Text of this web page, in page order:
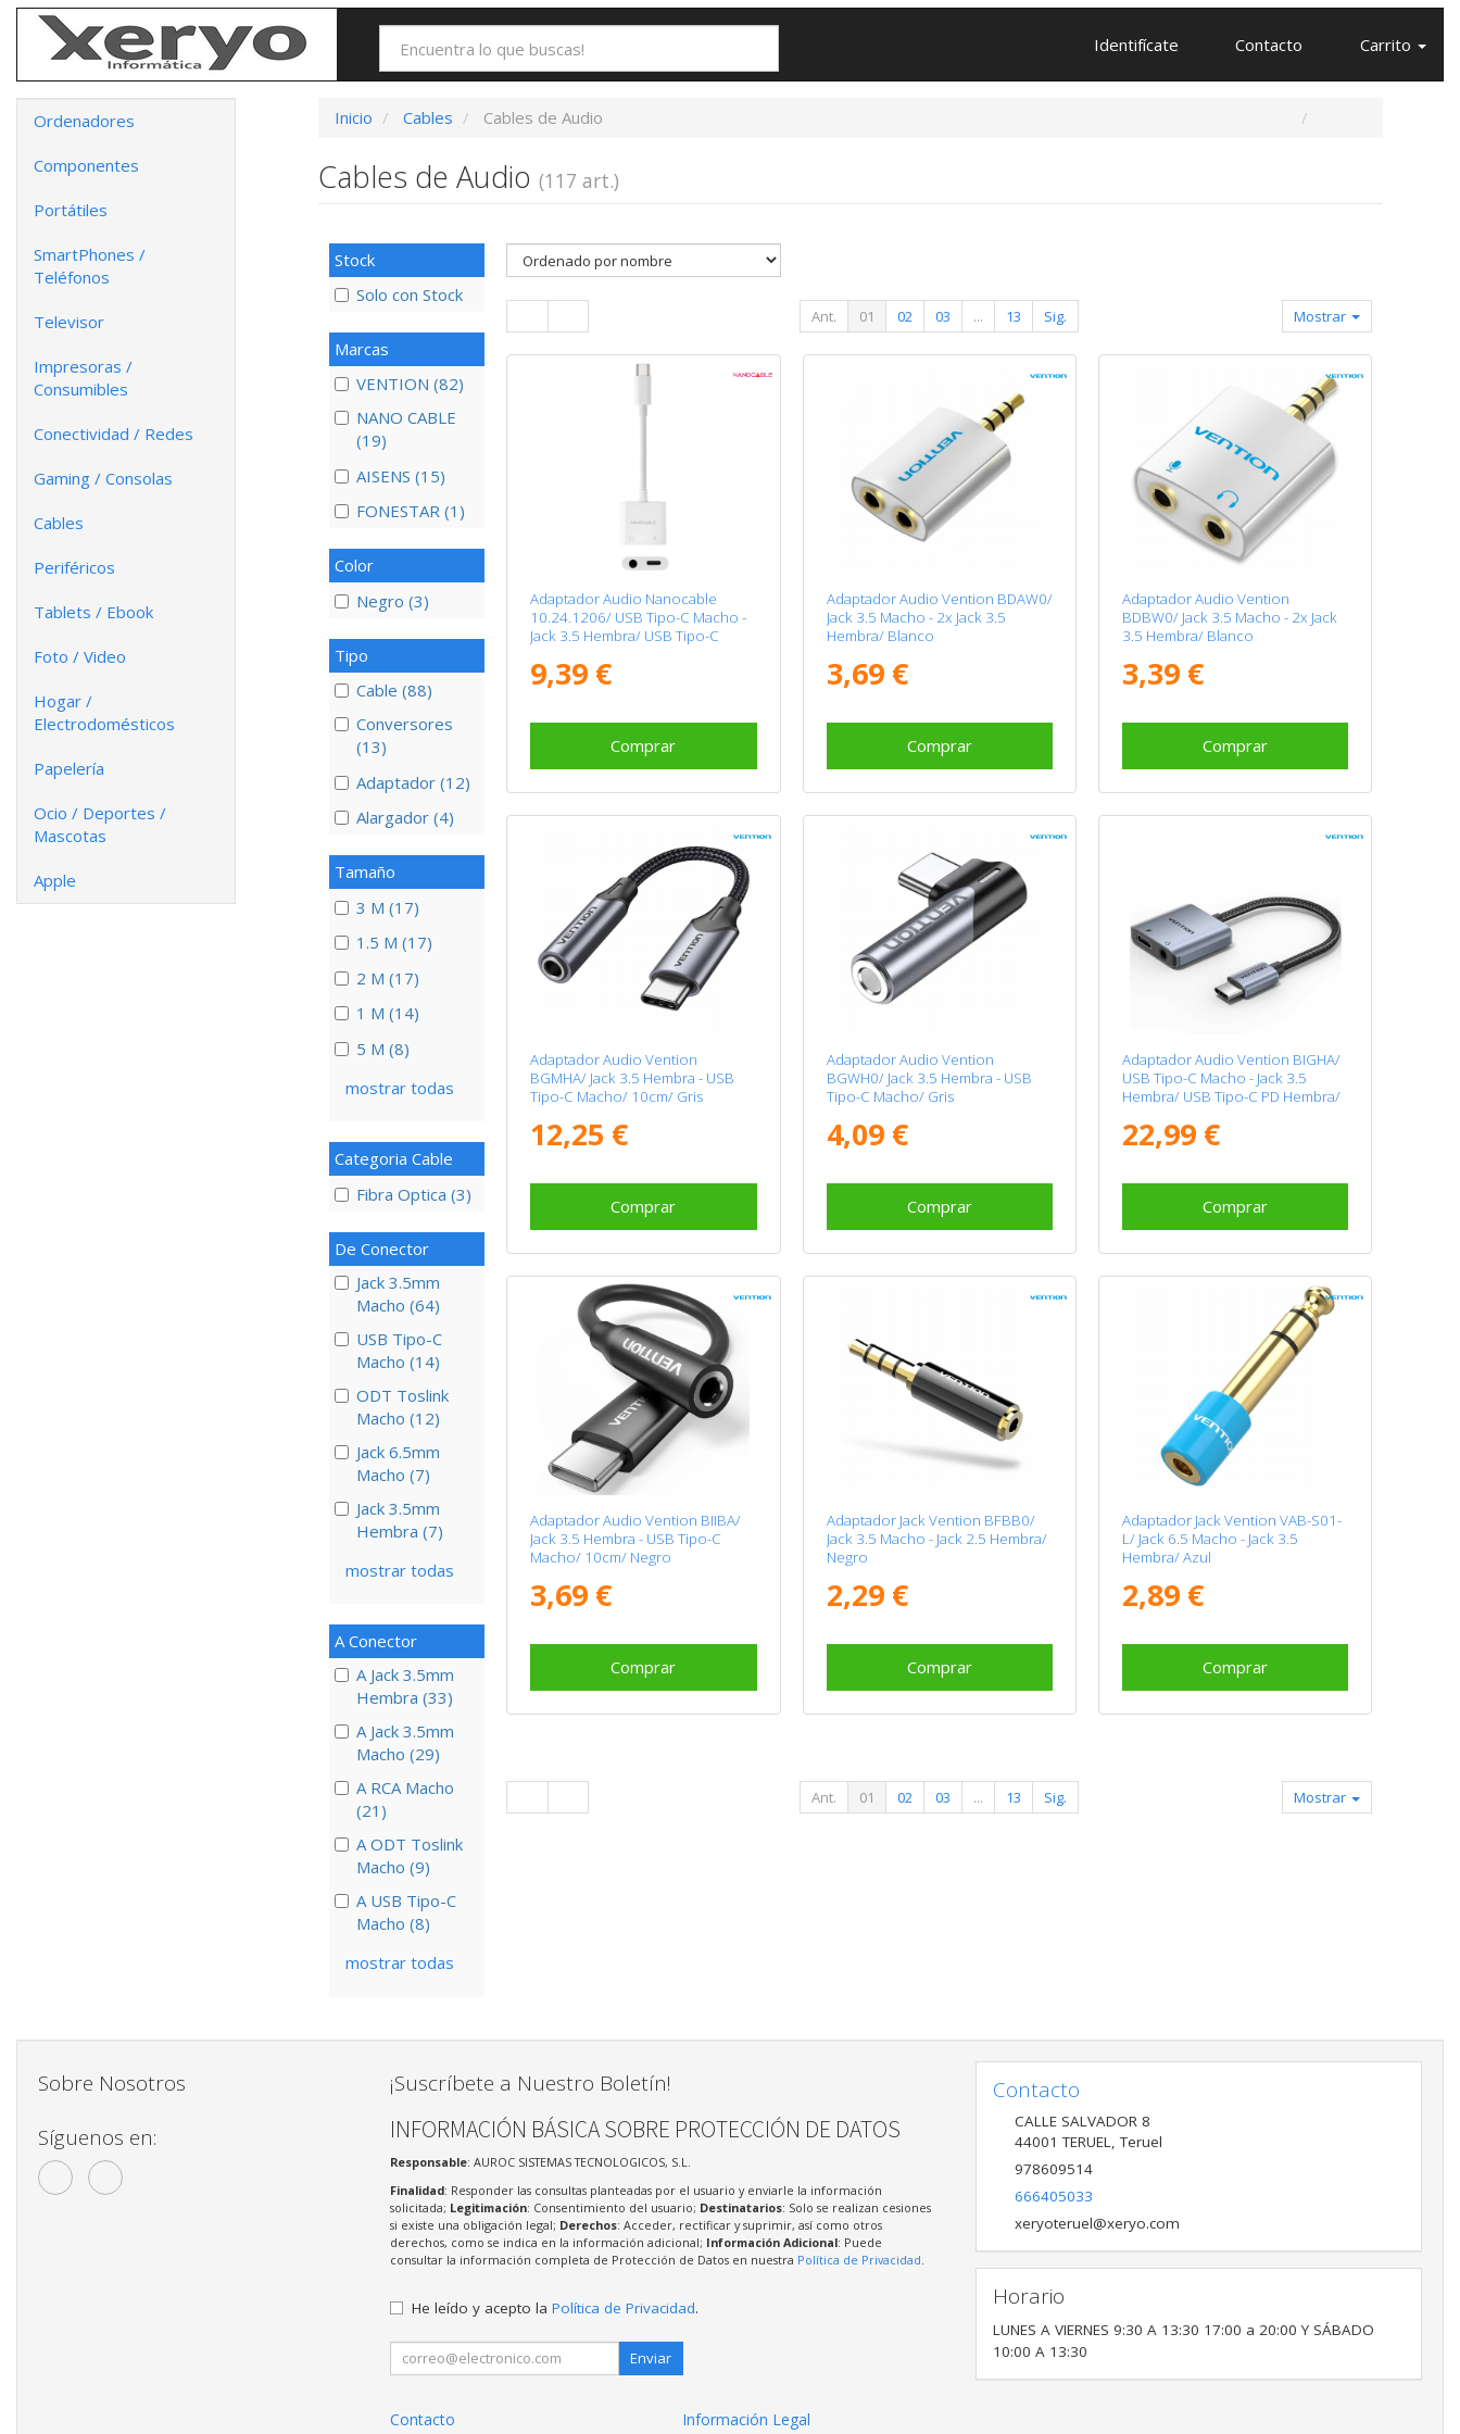
Identifícate Contacto Carrito
Ordenadores
Componentes
Portátiles
SmartPhones /
Teléfonos
Televisor
Impresoras /
Consumibles
Conectividad / Redes
Gaming / Consolas
Cables
Periféricos
Tablets / Ebook
Foto / Video
Hogar /
Electrodomésticos
Papelería
Ocio / Deportes /
Mascotas
Apple
Inicio Cables Cables de Audio
Cables de Audio (117 art.)
Stock
Solo con Stock
Marcas
VENTION (82)
NANO CABLE
(19)
AISENS (15)
FONESTAR (1)
Color
Negro (3)
Tipo
Cable (88)
Conversores
(13)
Adaptador (12)
Alargador (4)
Tamaño
3 M (17)
1.5 M (17)
2 M (17)
1 M (14)
5 M (8)
mostrar todas
Categoria Cable
Fibra Optica (3)
De Conector
Jack 3.5mm
Macho (64)
USB Tipo-C
Macho (14)
ODT Toslink
Macho (12)
Jack 6.5mm
Macho (7)
Jack 3.5mm
Hembra (7)
mostrar todas
A Conector
A Jack 3.5mm
Hembra (33)
A Jack 3.5mm
Macho (29)
A RCA Macho
(21)
A ODT Toslink
Macho (9)
A USB Tipo-C
Macho (8)
mostrar todas
Ant. 01 02 03 ... 13 Sig. Mostrar
Adaptador Audio Nanocable
10.24.1206/ USB Tipo-C Macho -
Jack 3.5 Hembra/ USB Tipo-C
9,39 €
Comprar
Adaptador Audio Vention BDAW0/
Jack 3.5 Macho - 2x Jack 3.5
Hembra/ Blanco
3,69 €
Comprar
Adaptador Audio Vention
BDBW0/ Jack 3.5 Macho - 2x Jack
3.5 Hembra/ Blanco
3,39 €
Comprar
Adaptador Audio Vention
BGMHA/ Jack 3.5 Hembra - USB
Tipo-C Macho/ 10cm/ Gris
12,25 €
Comprar
Adaptador Audio Vention
BGWH0/ Jack 3.5 Hembra - USB
Tipo-C Macho/ Gris
4,09 €
Comprar
Adaptador Audio Vention BIGHA/
USB Tipo-C Macho - Jack 3.5
Hembra/ USB Tipo-C PD Hembra/
22,99 €
Comprar
Adaptador Audio Vention BIIBA/
Jack 3.5 Hembra - USB Tipo-C
Macho/ 10cm/ Negro
3,69 €
Comprar
Adaptador Jack Vention BFBB0/
Jack 3.5 Macho - Jack 2.5 Hembra/
Negro
2,29 €
Comprar
Adaptador Jack Vention VAB-S01-
L/ Jack 6.5 Macho - Jack 3.5
Hembra/ Azul
2,89 €
Comprar
Ant. 01 02 03 ... 13 Sig. Mostrar
Sobre Nosotros
Síguenos en:
¡Suscríbete a Nuestro Boletín!
INFORMACIÓN BÁSICA SOBRE PROTECCIÓN DE DATOS
Responsable: AUROC SISTEMAS TECNOLOGICOS, S.L.
Finalidad: Responder las consultas planteadas por el usuario y enviarle la información
solicitada; Legitimación: Consentimiento del usuario; Destinatarios: Solo se realizan cesiones
si existe una obligación legal; Derechos: Acceder, rectificar y suprimir, así como otros
derechos, como se indica en la información adicional; Información Adicional: Puede
consultar la información completa de Protección de Datos en nuestra Política de Privacidad.
He leído y acepto la Política de Privacidad.
Enviar
Contacto
Información Legal
Contacto
CALLE SALVADOR 8
44001 TERUEL,Teruel
978609514
666405033
xeryoteruel@xeryo.com
Horario
LUNES A VIERNES 9:30 A 13:30 17:00 a 20:00 Y SÁBADO
10:00 A 13:30